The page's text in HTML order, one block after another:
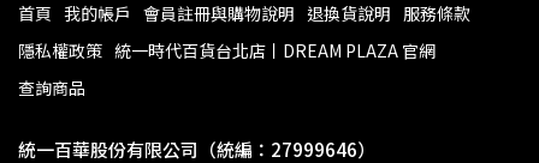
首頁 我的帳戶 會員註冊與購物說明 退換貨說明 服務條款
隱私權政策 統一時代百貨台北店丨DREAM PLAZA 官網
查詢商品
統一百華股份有限公司（統編：27999646）